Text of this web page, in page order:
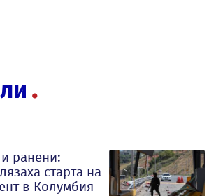
ранени:
старта на
в Колумбия